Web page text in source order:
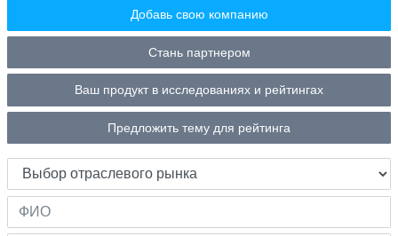
Добавь свою компанию
Стань партнером
Ваш продукт в исследованиях и рейтингах
Предложить тему для рейтинга